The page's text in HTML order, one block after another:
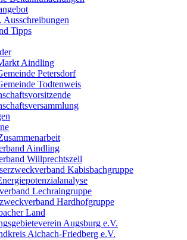
Ausschreibungen
Tipps
Aindling
Petersdorf
Todtenweis
Aindling
Willprechtszell
Kabisbachgruppe
Lechraingruppe
Hardhofgruppe
Land
Augsburg e.V.
Aichach-Friedberg e.V.